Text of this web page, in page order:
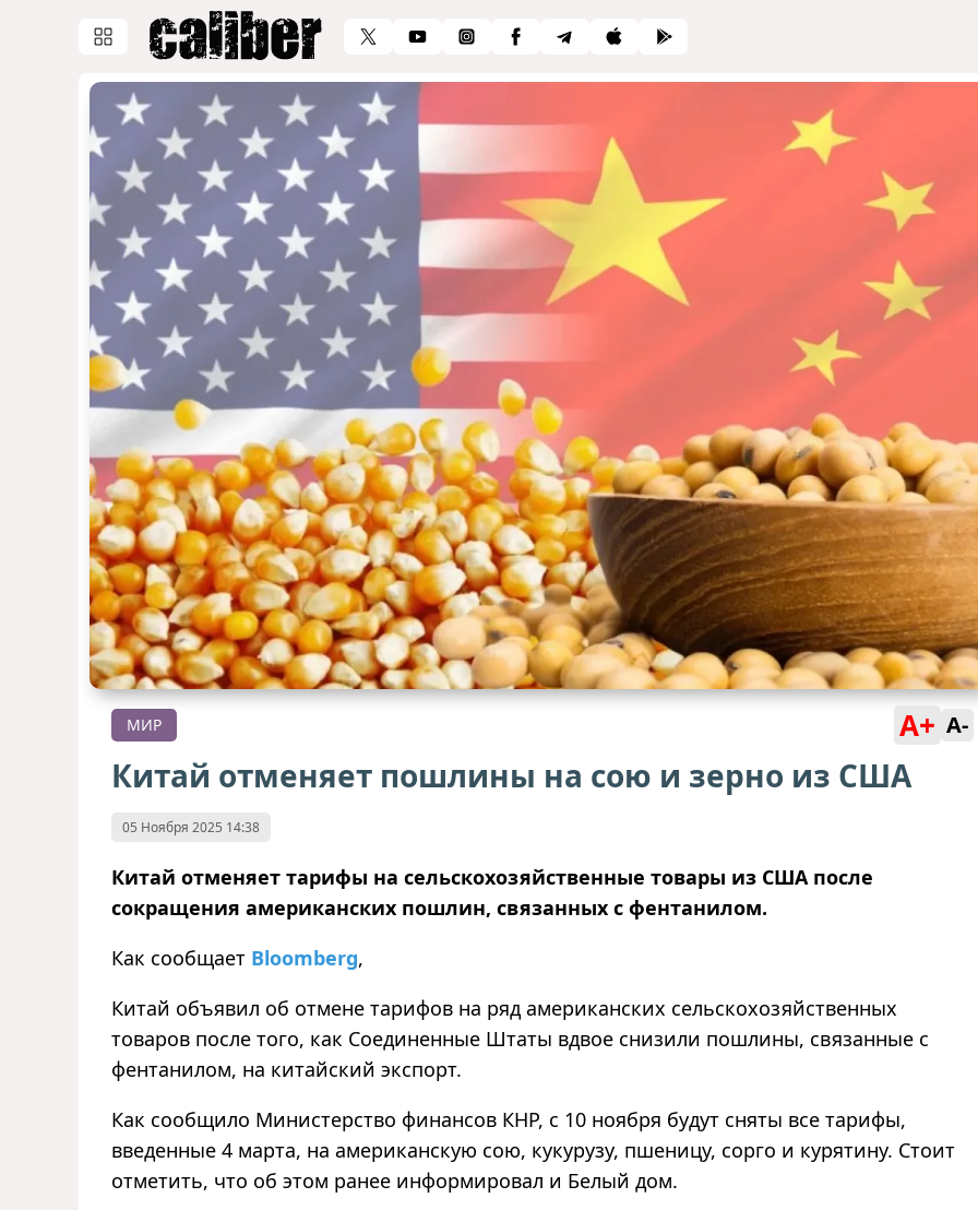
МИР A+ A-
Китай отменяет пошлины на сою и зерно из США
05 Ноября 2025 14:38
Китай отменяет тарифы на сельскохозяйственные товары из США после
сокращения американских пошлин, связанных с фентанилом.
Как сообщает Bloomberg,
Китай объявил об отмене тарифов на ряд американских сельскохозяйственных
товаров после того, как Соединенные Штаты вдвое снизили пошлины, связанные с
фентанилом, на китайский экспорт.
Как сообщило Министерство финансов КНР, с 10 ноября будут сняты все тарифы,
введенные 4 марта, на американскую сою, кукурузу, пшеницу, сорго и курятину. Стоит
отметить, что об этом ранее информировал и Белый дом.